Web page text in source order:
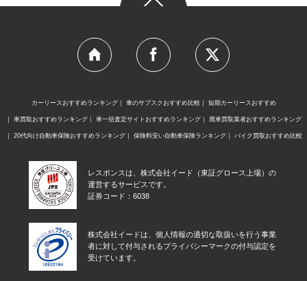
カーリースおすすめランキング 車のサブスクおすすめ比較 短期カーリースおすすめ
車買取おすすめランキング 車一括査定サイトおすすめランキング 廃車買取業者おすすめランキング
20代向け自動車保険おすすめランキング 保険料安い自動車保険ランキング バイク買取おすすめ比較
レスポンスは、株式会社イード（東証グロース上場）の
運営するサービスです。
証券コード：6038
株式会社イードは、個人情報の適切な取扱いを行う事業
者に対して付与されるプライバシーマークの付与認定を
受けています。